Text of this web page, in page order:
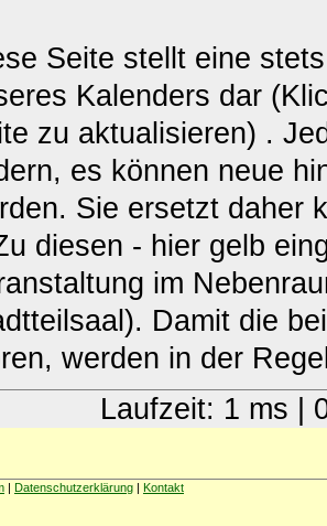
Seite stellt eine
Kalenders dar
zu aktualisieren) .
es können neue
Sie ersetzt daher
diesen - hier gelb
im
Damit die
werden in der
Laufzeit: 1 ms |
| Datenschutzerklärung | Kontakt